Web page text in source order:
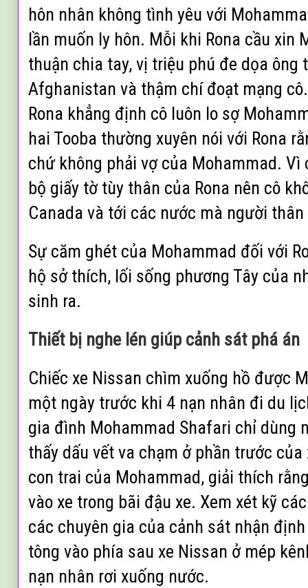
hôn nhân không tình yêu với
lần muốn ly hôn. Mỗi khi Rona cầu xin
thuận chia tay, vị triệu phú đe dọa ông
Afghanistan và thậm chí đoạt mạng
Rona khẳng định cô luôn lo sợ
hai Tooba thường xuyên nói với Rona
chứ không phải vợ của Mohammad. Vì
bộ giấy tờ tùy thân của Rona nên cô
Canada và tới các nước mà người
Sự căm ghét của Mohammad đối với
hộ sở thích, lối sống phương Tây của
sinh ra.
Thiết bị nghe lén giúp cảnh sát phá án
Chiếc xe Nissan chìm xuống hồ được
một ngày trước khi 4 nạn nhân đi du
gia đình Mohammad Shafari chỉ dùng
thấy dấu vết va chạm ở phần trước của
con trai của Mohammad, giải thích
vào xe trong bãi đậu xe. Xem xét kỹ
các chuyên gia của cảnh sát nhận
tông vào phía sau xe Nissan ở mép
nạn nhân rơi xuống nước.